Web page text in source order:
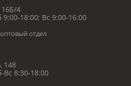
16Б/4
9:00-18:00; Вс 9:00-16:00
оптовый отдел
148
Вс 8:30-18:00